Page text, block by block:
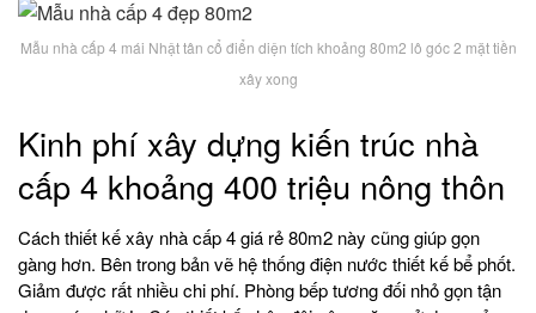
Mẫu nhà cấp 4 mái Nhật tân cổ điển diện tích khoảng 80m2 lô góc 2 mặt tiền
xây xong
Kinh phí xây dựng kiến trúc nhà
cấp 4 khoảng 400 triệu nông thôn
Cách thiết kế xây nhà cấp 4 giá rẻ 80m2 này cũng giúp gọn
gàng hơn. Bên trong bản vẽ hệ thống điện nước thiết kế bể phốt.
Giảm được rất nhiều chi phí. Phòng bếp tương đối nhỏ gọn tận